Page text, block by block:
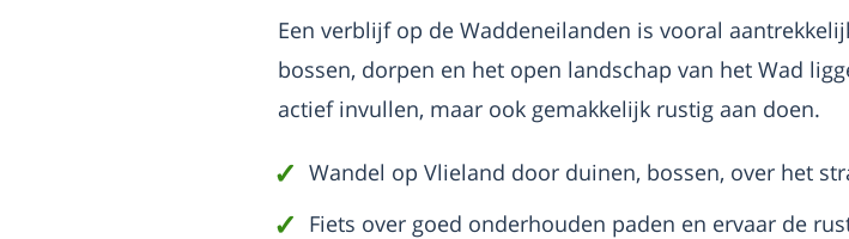
Een verblijf op de Waddeneilanden is vooral
bossen, dorpen en het open landschap van het Wad
actief invullen, maar ook gemakkelijk rustig aan doen.
Wandel op Vlieland door duinen, bossen, over het
Fiets over goed onderhouden paden en ervaar de